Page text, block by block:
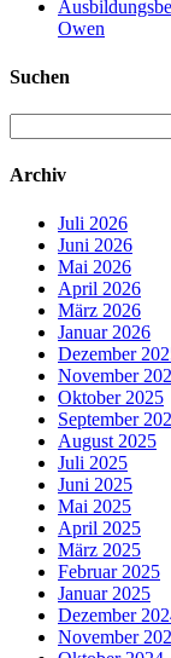
Owen
Suchen
nach:
Archiv
Juli 2026
Juni 2026
Mai 2026
April 2026
März 2026
Januar 2026
Dezember
November
Oktober 2025
September
August 2025
Juli 2025
Juni 2025
Mai 2025
April 2025
März 2025
Februar 2025
Januar 2025
Dezember
November